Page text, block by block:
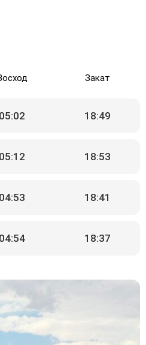
Закат
05:02 18:49
05:12 18:53
04:53 18:41
04:54 18:37